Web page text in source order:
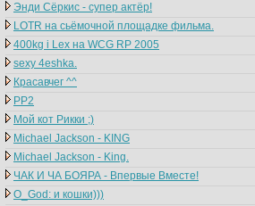
Энди Сёркис - супер актёр!
LOTR на сьёмочной площадке фильма.
400kg i Lex на WCG RP 2005
sexy 4eshka.
Красавчег ^^
PP2
Мой кот Рикки ;)
Michael Jackson - KING
Michael Jackson - King.
ЧАК И ЧА БОЯРА - Впервые Вместе!
O_God: и кошки)))